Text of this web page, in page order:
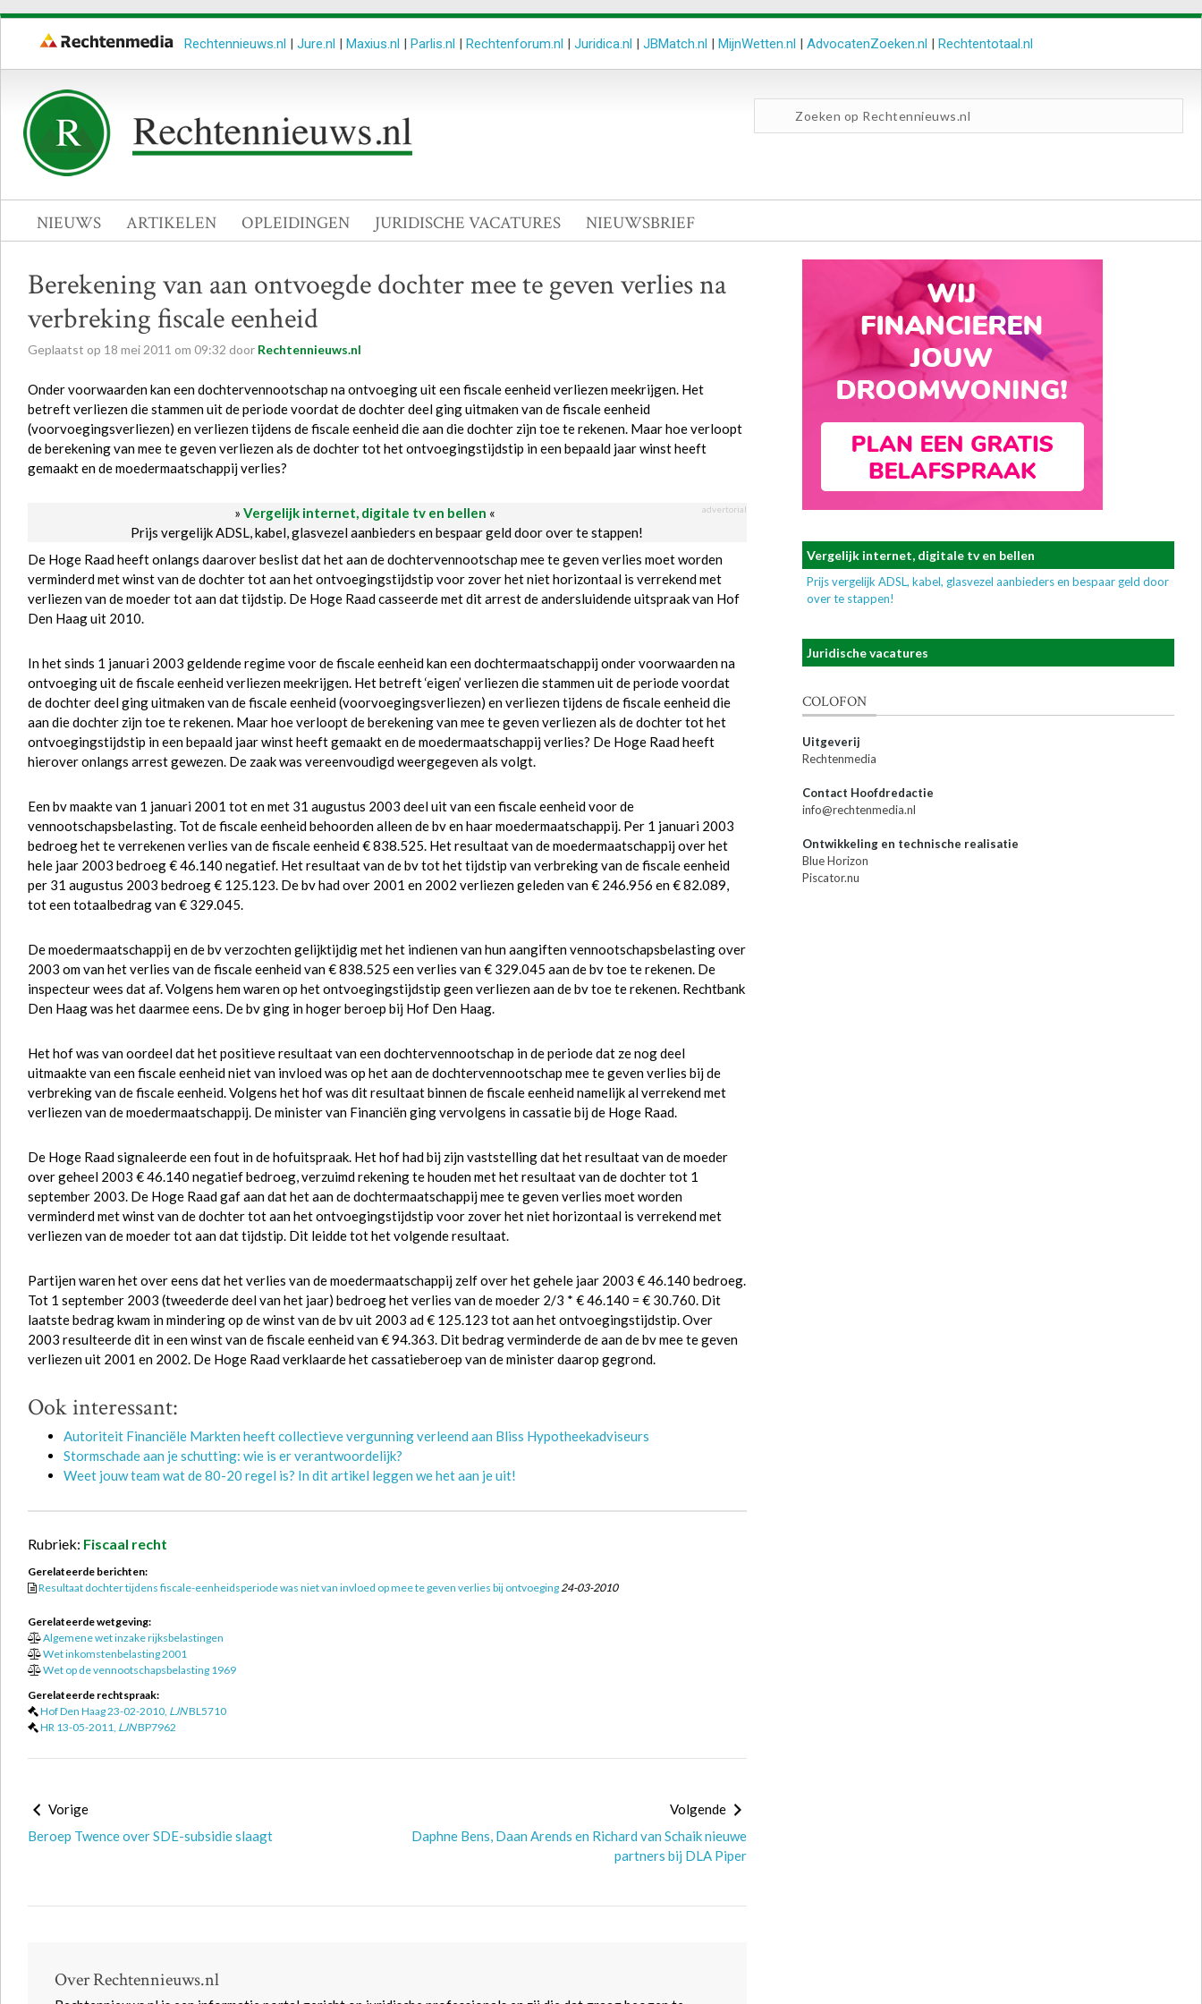
Rechtennieuws.nl | Jure.nl | Maxius.nl | Parlis.nl | Rechtenforum.nl | Juridica.nl | JBMatch.nl | MijnWetten.nl | AdvocatenZoeken.nl | Rechtentotaal.nl
NIEUWS ARTIKELEN OPLEIDINGEN JURIDISCHE VACATURES NIEUWSBRIEF
Berekening van aan ontvoegde dochter mee te geven verlies na
verbreking fiscale eenheid
Geplaatst op 18 mei 2011 om 09:32 door Rechtennieuws.nl
Onder voorwaarden kan een dochtervennootschap na ontvoeging uit een fiscale eenheid verliezen meekrijgen. Het
betreft verliezen die stammen uit de periode voordat de dochter deel ging uitmaken van de fiscale eenheid
(voorvoegingsverliezen) en verliezen tijdens de fiscale eenheid die aan die dochter zijn toe te rekenen. Maar hoe verloopt
de berekening van mee te geven verliezen als de dochter tot het ontvoegingstijdstip in een bepaald jaar winst heeft
gemaakt en de moedermaatschappij verlies?
» Vergelijk internet, digitale tv en bellen « advertorial
Prijs vergelijk ADSL, kabel, glasvezel aanbieders en bespaar geld door over te stappen!
De Hoge Raad heeft onlangs daarover beslist dat het aan de dochtervennootschap mee te geven verlies moet worden
verminderd met winst van de dochter tot aan het ontvoegingstijdstip voor zover het niet horizontaal is verrekend met
verliezen van de moeder tot aan dat tijdstip. De Hoge Raad casseerde met dit arrest de andersluidende uitspraak van Hof
Den Haag uit 2010.
In het sinds 1 januari 2003 geldende regime voor de fiscale eenheid kan een dochtermaatschappij onder voorwaarden na
ontvoeging uit de fiscale eenheid verliezen meekrijgen. Het betreft ‘eigen’ verliezen die stammen uit de periode voordat
de dochter deel ging uitmaken van de fiscale eenheid (voorvoegingsverliezen) en verliezen tijdens de fiscale eenheid die
aan die dochter zijn toe te rekenen. Maar hoe verloopt de berekening van mee te geven verliezen als de dochter tot het
ontvoegingstijdstip in een bepaald jaar winst heeft gemaakt en de moedermaatschappij verlies? De Hoge Raad heeft
hierover onlangs arrest gewezen. De zaak was vereenvoudigd weergegeven als volgt.
Een bv maakte van 1 januari 2001 tot en met 31 augustus 2003 deel uit van een fiscale eenheid voor de
vennootschapsbelasting. Tot de fiscale eenheid behoorden alleen de bv en haar moedermaatschappij. Per 1 januari 2003
bedroeg het te verrekenen verlies van de fiscale eenheid € 838.525. Het resultaat van de moedermaatschappij over het
hele jaar 2003 bedroeg € 46.140 negatief. Het resultaat van de bv tot het tijdstip van verbreking van de fiscale eenheid
per 31 augustus 2003 bedroeg € 125.123. De bv had over 2001 en 2002 verliezen geleden van € 246.956 en € 82.089,
tot een totaalbedrag van € 329.045.
De moedermaatschappij en de bv verzochten gelijktijdig met het indienen van hun aangiften vennootschapsbelasting over
2003 om van het verlies van de fiscale eenheid van € 838.525 een verlies van € 329.045 aan de bv toe te rekenen. De
inspecteur wees dat af. Volgens hem waren op het ontvoegingstijdstip geen verliezen aan de bv toe te rekenen. Rechtbank
Den Haag was het daarmee eens. De bv ging in hoger beroep bij Hof Den Haag.
Het hof was van oordeel dat het positieve resultaat van een dochtervennootschap in de periode dat ze nog deel
uitmaakte van een fiscale eenheid niet van invloed was op het aan de dochtervennootschap mee te geven verlies bij de
verbreking van de fiscale eenheid. Volgens het hof was dit resultaat binnen de fiscale eenheid namelijk al verrekend met
verliezen van de moedermaatschappij. De minister van Financiën ging vervolgens in cassatie bij de Hoge Raad.
De Hoge Raad signaleerde een fout in de hofuitspraak. Het hof had bij zijn vaststelling dat het resultaat van de moeder
over geheel 2003 € 46.140 negatief bedroeg, verzuimd rekening te houden met het resultaat van de dochter tot 1
september 2003. De Hoge Raad gaf aan dat het aan de dochtermaatschappij mee te geven verlies moet worden
verminderd met winst van de dochter tot aan het ontvoegingstijdstip voor zover het niet horizontaal is verrekend met
verliezen van de moeder tot aan dat tijdstip. Dit leidde tot het volgende resultaat.
Partijen waren het over eens dat het verlies van de moedermaatschappij zelf over het gehele jaar 2003 € 46.140 bedroeg.
Tot 1 september 2003 (tweederde deel van het jaar) bedroeg het verlies van de moeder 2/3 * € 46.140 = € 30.760. Dit
laatste bedrag kwam in mindering op de winst van de bv uit 2003 ad € 125.123 tot aan het ontvoegingstijdstip. Over
2003 resulteerde dit in een winst van de fiscale eenheid van € 94.363. Dit bedrag verminderde de aan de bv mee te geven
verliezen uit 2001 en 2002. De Hoge Raad verklaarde het cassatieberoep van de minister daarop gegrond.
Ook interessant:
Autoriteit Financiële Markten heeft collectieve vergunning verleend aan Bliss Hypotheekadviseurs
Stormschade aan je schutting: wie is er verantwoordelijk?
Weet jouw team wat de 80-20 regel is? In dit artikel leggen we het aan je uit!
Rubriek: Fiscaal recht
Gerelateerde berichten:
Resultaat dochter tijdens fiscale-eenheidsperiode was niet van invloed op mee te geven verlies bij ontvoeging24-03-2010
Gerelateerde wetgeving:
Algemene wet inzake rijksbelastingen
Wet inkomstenbelasting 2001
Wet op de vennootschapsbelasting 1969
Gerelateerde rechtspraak:
Hof Den Haag 23-02-2010, LJNBL5710
HR 13-05-2011, LJNBP7962
Vorige
Beroep Twence over SDE-subsidie slaagt
Volgende
Daphne Bens, Daan Arends en Richard van Schaik nieuwe
partners bij DLA Piper
Over Rechtennieuws.nl
Vergelijk internet, digitale tv en bellen
Prijs vergelijk ADSL, kabel, glasvezel aanbieders en bespaar geld door
over te stappen!
Juridische vacatures
COLOFON
Uitgeverij
Rechtenmedia
Contact Hoofdredactie
info@rechtenmedia.nl
Ontwikkeling en technische realisatie
Blue Horizon
Piscator.nu